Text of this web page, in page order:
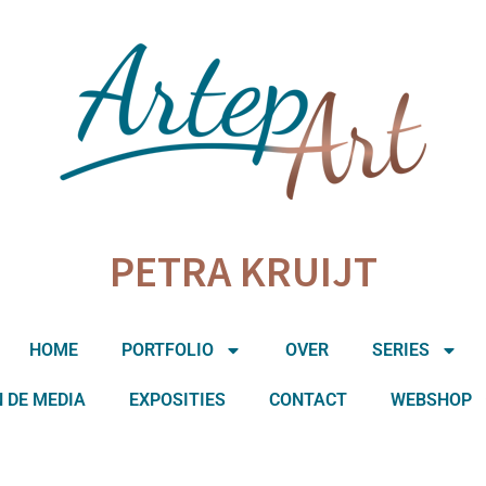
PETRA KRUIJT
HOME PORTFOLIO OVER SERIES
DE MEDIA EXPOSITIES CONTACT WEBSHOP